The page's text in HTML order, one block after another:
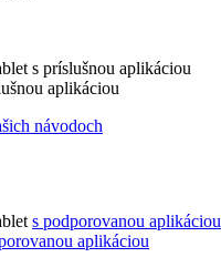
s príslušnou aplikáciou
aplikáciou
návodoch
s podporovanou aplikáciou
aplikáciou